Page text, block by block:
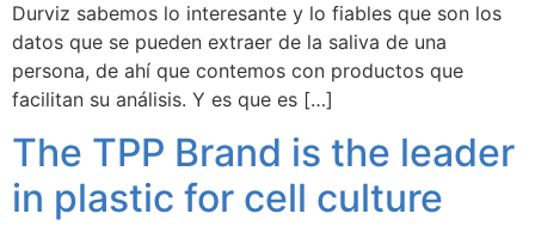
Durviz sabemos lo interesante y lo fiables que son los
datos que se pueden extraer de la saliva de una
persona, de ahí que contemos con productos que
facilitan su análisis. Y es que es […]
The TPP Brand is the leader
in plastic for cell culture